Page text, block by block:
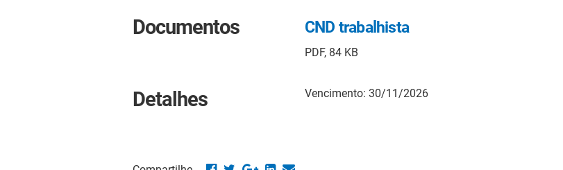
Documentos CND trabalhista
PDF, 84 KB
Detalhes Vencimento: 30/11/2026